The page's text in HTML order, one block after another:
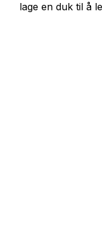
lage en duk til å